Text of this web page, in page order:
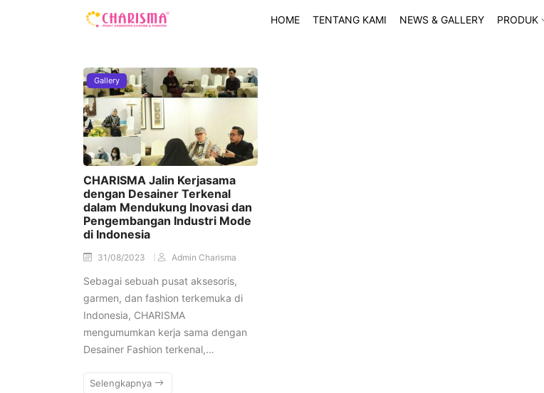
HOME TENTANG KAMI NEWS & GALLERY PRODUK
Gallery
CHARISMA Jalin Kerjasama
dengan Desainer Terkenal
dalam Mendukung Inovasi dan
Pengembangan Industri Mode
di Indonesia
31/08/2023 Admin Charisma
Sebagai sebuah pusat aksesoris,
garmen, dan fashion terkemuka di
Indonesia, CHARISMA
mengumumkan kerja sama dengan
Desainer Fashion terkenal,…
Selengkapnya